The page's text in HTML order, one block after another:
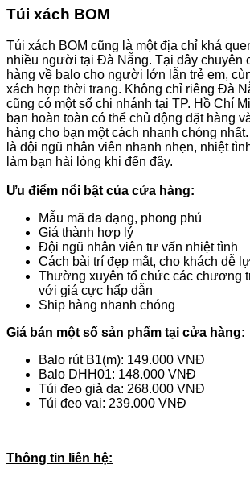
Túi xách BOM
Túi xách BOM cũng là một địa chỉ khá
nhiều người tại Đà Nẵng. Tại đây chuyên
hàng về balo cho người lớn lẫn trẻ em,
xách hợp thời trang. Không chỉ riêng Đà
cũng có một số chi nhánh tại TP. Hồ Chí
bạn hoàn toàn có thể chủ động đặt hàng
hàng cho bạn một cách nhanh chóng
là đội ngũ nhân viên nhanh nhẹn, nhiệt
làm bạn hài lòng khi đến đây.
Ưu điểm nổi bật của cửa hàng:
Mẫu mã đa dạng, phong phú
Giá thành hợp lý
Đội ngũ nhân viên tư vấn nhiệt tình
Cách bài trí đẹp mắt, cho khách dễ
Thường xuyên tổ chức các chương
với giá cực hấp dẫn
Ship hàng nhanh chóng
Giá bán một số sản phẩm tại cửa hàng:
Balo rút B1(m): 149.000 VNĐ
Balo DHH01: 148.000 VNĐ
Túi đeo giả da: 268.000 VNĐ
Túi đeo vai: 239.000 VNĐ
Thông tin liên hệ: